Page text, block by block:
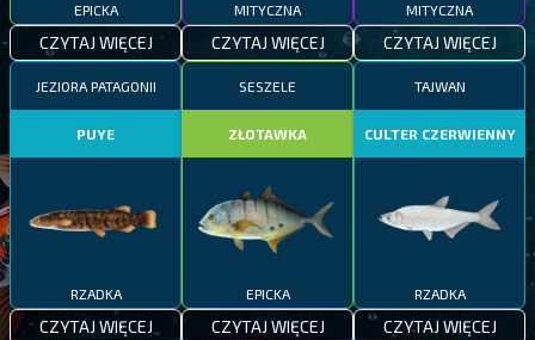
EPICKA
CZYTAJ WIĘCEJ
MITYCZNA
CZYTAJ WIĘCEJ
MITYCZNA
CZYTAJ WIĘCEJ
JEZIORA PATAGONII
PUYE
RZADKA
CZYTAJ WIĘCEJ
SESZELE
ZŁOTAWKA
EPICKA
CZYTAJ WIĘCEJ
TAJWAN
CULTER CZERWIENNY
RZADKA
CZYTAJ WIĘCEJ